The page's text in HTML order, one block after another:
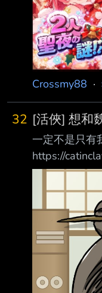
Crossmy88 ·
32 [活俠] 想和
一定不是只有
https://
都可以玩 吧
鳥熊的同意
https://
發AI免責聲
物都是AI生成
OST 音效是免
吧 呃.. 啊廣
就先這